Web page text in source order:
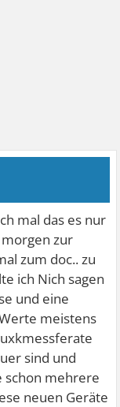
mal das es nur
zur
zum doc.. zu
ich Nich sagen
und eine
meistens
sind und
schon mehrere
neuen Geräte